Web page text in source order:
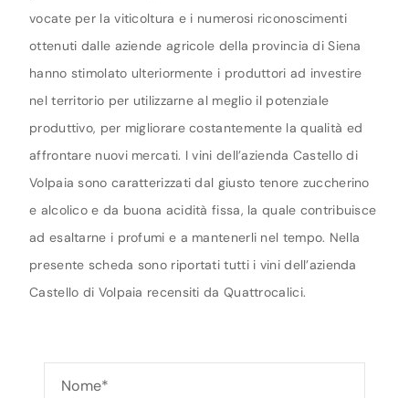
vocate per la viticoltura e i numerosi riconoscimenti
ottenuti dalle aziende agricole della provincia di Siena
hanno stimolato ulteriormente i produttori ad investire
nel territorio per utilizzarne al meglio il potenziale
produttivo, per migliorare costantemente la qualità ed
affrontare nuovi mercati. I vini dell’azienda Castello di
Volpaia sono caratterizzati dal giusto tenore zuccherino
e alcolico e da buona acidità fissa, la quale contribuisce
ad esaltarne i profumi e a mantenerli nel tempo. Nella
presente scheda sono riportati tutti i vini dell’azienda
Castello di Volpaia recensiti da Quattrocalici.